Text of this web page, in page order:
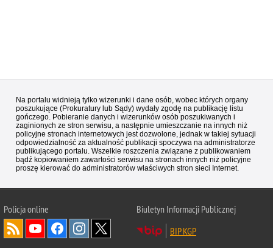
Na portalu widnieją tylko wizerunki i dane osób, wobec których organy
poszukujące (Prokuratury lub Sądy) wydały zgodę na publikację listu
gończego. Pobieranie danych i wizerunków osób poszukiwanych i
zaginionych ze stron serwisu, a następnie umieszczanie na innych niż
policyjne stronach internetowych jest dozwolone, jednak w takiej sytuacji
odpowiedzialność za aktualność publikacji spoczywa na administratorze
publikującego portalu. Wszelkie roszczenia związane z publikowaniem
bądź kopiowaniem zawartości serwisu na stronach innych niż policyjne
proszę kierować do administratorów właściwych stron sieci Internet.
Policjaonline
Biuletyn Informacji Publicznej
BIP KGP